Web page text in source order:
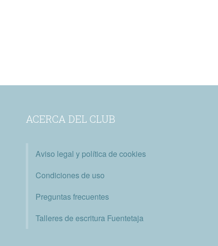
ACERCA DEL CLUB
Aviso legal y política de cookies
Condiciones de uso
Preguntas frecuentes
Talleres de escritura Fuentetaja